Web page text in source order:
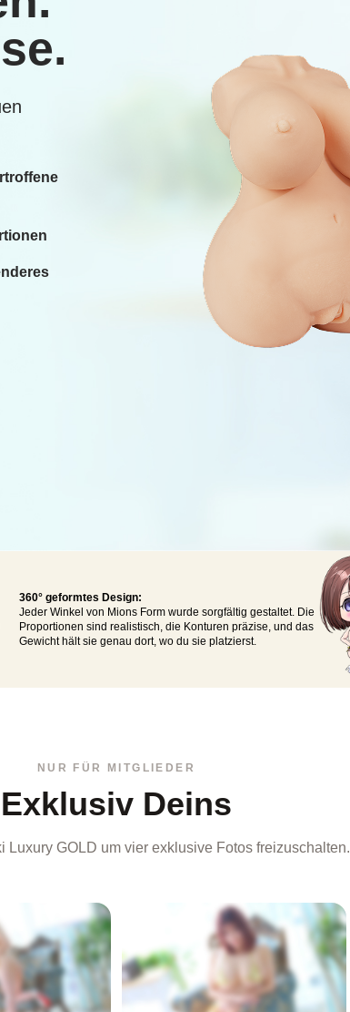
360° geformtes Design:
Jeder Winkel von Mions Form wurde sorgfältig gestaltet. Die
Proportionen sind realistisch, die Konturen präzise, und das
Gewicht hält sie genau dort, wo du sie platzierst.
NUR FÜR MITGLIEDER
Exklusiv Deins
Luxury GOLD um vier exklusive Fotos freizuschalten.